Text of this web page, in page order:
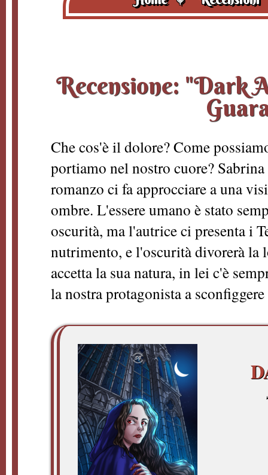
Recensione: "Dark
Che cos'è il dolore? Come
portiamo nel nostro cuore?
romanzo ci fa approcciare a una
ombre. L'essere umano è stato
oscurità, ma l'autrice ci presenta i
nutrimento, e l'oscurità divorerà la
accetta la sua natura, in lei c'è
la nostra protagonista a